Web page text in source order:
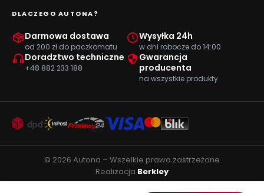
DLACZEGO AUTONA?
Darmowa dostawa
od 200 zł do paczkomatu
Wysyłka 24h
w dni robocze do 14:00
Doradztwo techniczne
+48 882 233 188
Gwarancja
producenta
na wszystkie produkty
© 2026 Autona – Wszelkie prawa zastrzeżone
Realizacja Berkley